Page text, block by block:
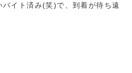
イト済み(笑)で、到着が待ち遠